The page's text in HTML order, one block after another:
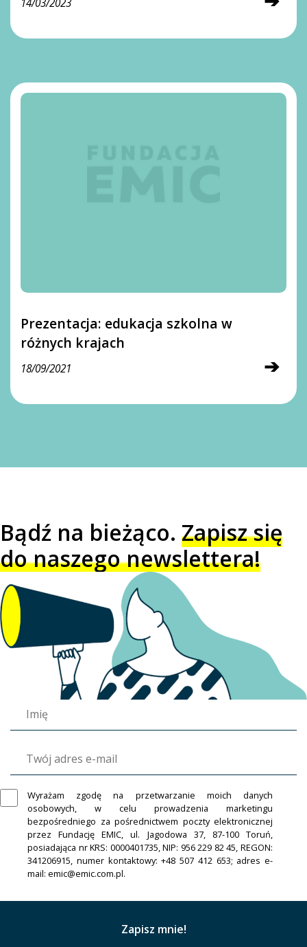
14/03/2023
Prezentacja: edukacja szkolna w
różnych krajach
➔
18/09/2021
Bądź na bieżąco. Zapisz się
do naszego newslettera!
Wyrażam zgodę na przetwarzanie moich danych
osobowych, w celu prowadzenia marketingu
bezpośredniego za pośrednictwem poczty elektronicznej
przez Fundację EMIC, ul. Jagodowa 37, 87-100 Toruń,
posiadająca nr KRS: 0000401735, NIP: 956 229 82 45, REGON:
341206915, numer kontaktowy: +48 507 412 653; adres e-
mail: emic@emic.com.pl.